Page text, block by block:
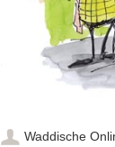
Waddische